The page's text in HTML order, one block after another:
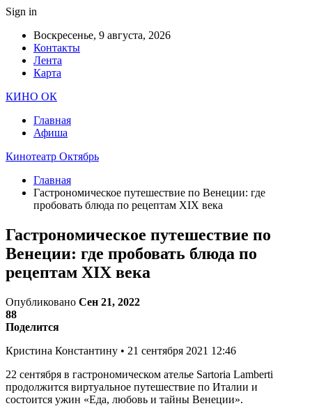
Sign in
Воскресенье, 9 августа, 2026
Контакты
Лента
Карта
КИНО ОК
Главная
Афиша
Кинотеатр Октябрь
Главная
Гастрономическое путешествие по Венеции: где
пробовать блюда по рецептам XIX века
Гастрономическое путешествие по
Венеции: где пробовать блюда по
рецептам XIX века
Опубликовано Сен 21, 2022
88
Поделится
Кристина Константину • 21 сентября 2021 12:46
22 сентября в гастрономическом ателье Sartoria Lamberti
продолжится виртуальное путешествие по Италии и
состоится ужин «Еда, любовь и тайны Венеции».